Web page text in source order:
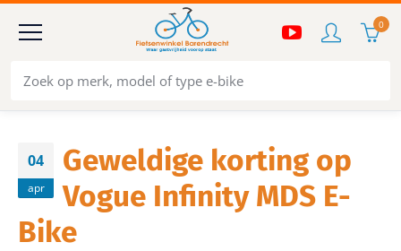
0
04
apr
Geweldige korting op
Vogue Infinity MDS E-
Bike